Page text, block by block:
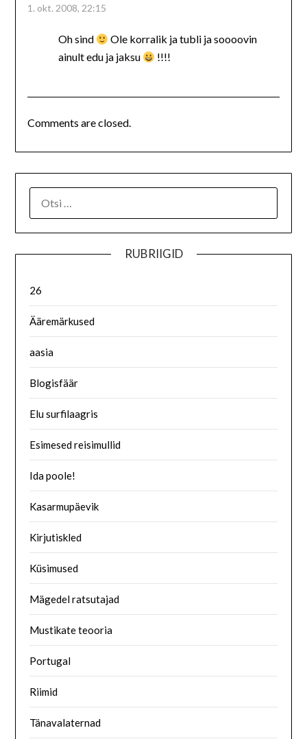
1. okt. 2008, 22:15
Oh sind
Ole korralik ja tubli ja soooovin
ainult edu ja jaksu
!!!!
Comments are closed.
RUBRIIGID
26
Ääremärkused
aasia
Blogisfäär
Elu surfilaagris
Esimesed reisimullid
Ida poole!
Kasarmupäevik
Kirjutiskled
Küsimused
Mägedel ratsutajad
Mustikate teooria
Portugal
Riimid
Tänavalaternad